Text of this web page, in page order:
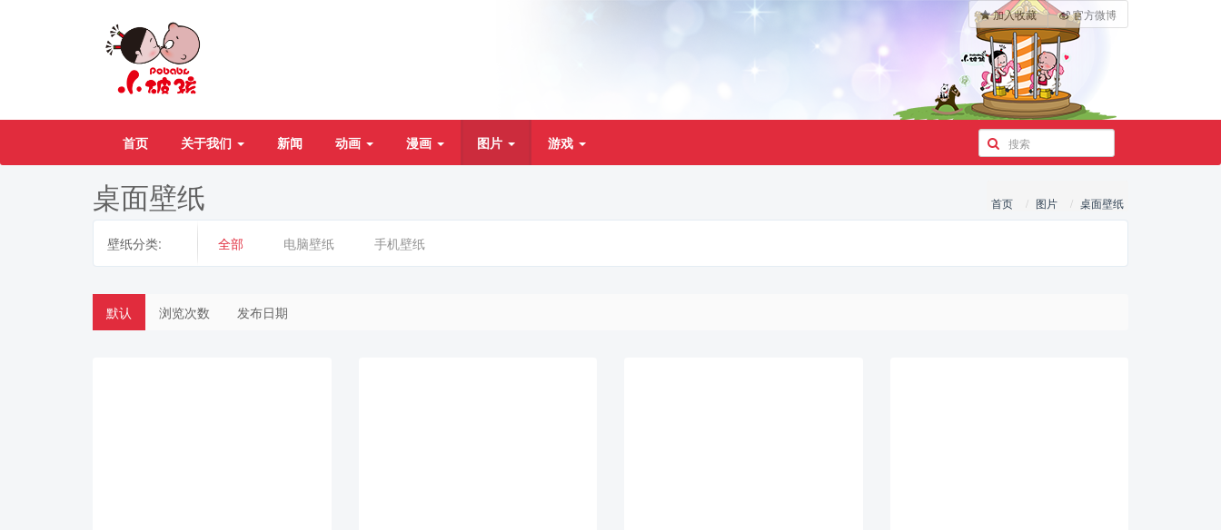
加入收藏 官方微博
首页 关于我们 新闻 动画 漫画 图片 游戏
桌面壁纸 首页 图片 桌面壁纸
壁纸分类: 全部 电脑壁纸 手机壁纸
默认 浏览次数 发布日期